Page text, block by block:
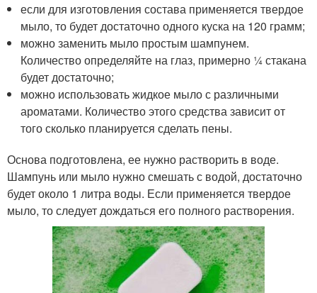
если для изготовления состава применяется твердое
мыло, то будет достаточно одного куска на 120 грамм;
можно заменить мыло простым шампунем.
Количество определяйте на глаз, примерно ¼ стакана
будет достаточно;
можно использовать жидкое мыло с различными
ароматами. Количество этого средства зависит от
того сколько планируется сделать пены.
Основа подготовлена, ее нужно растворить в воде.
Шампунь или мыло нужно смешать с водой, достаточно
будет около 1 литра воды. Если применяется твердое
мыло, то следует дождаться его полного растворения.